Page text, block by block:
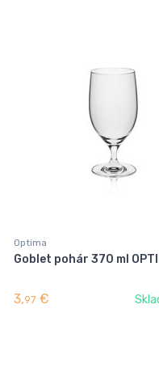
Optima
Goblet pohár 370 ml
3,97 €